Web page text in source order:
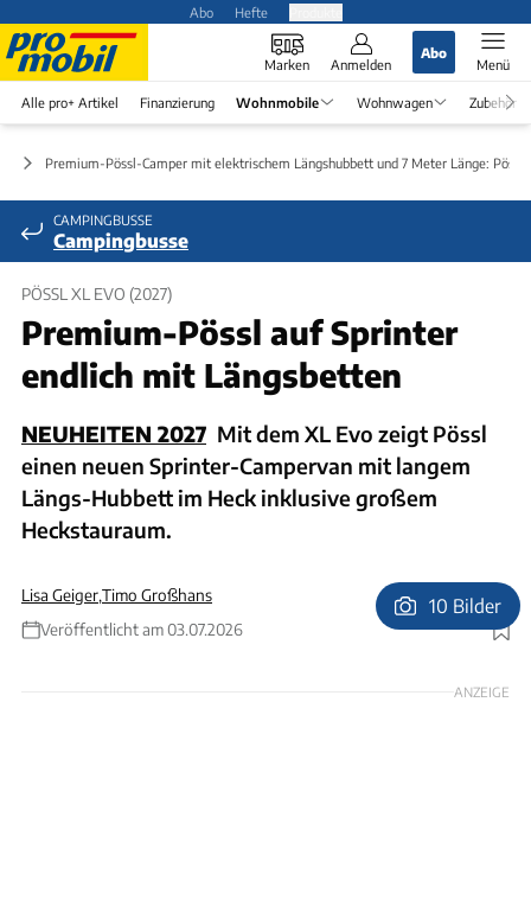
Abo Hefte
Marken Anmelden
Abo
Menü
Alle pro+ Artikel Finanzierung Wohnmobile Wohnwagen Zubehör
Premium-Pössl-Camper mit elektrischem Längshubbett und 7 Meter Länge: Pössl
CAMPINGBUSSE
Campingbusse
PÖSSL XL EVO (2027)
Premium-Pössl auf Sprinter
endlich mit Längsbetten
NEUHEITEN 2027 Mit dem XL Evo zeigt Pössl
einen neuen Sprinter-Campervan mit langem
Längs-Hubbett im Heck inklusive großem
Heckstauraum.
Lisa Geiger,Timo Großhans
Veröffentlicht am 03.07.2026
Foto: Timo Großhans
10 Bilder
ANZEIGE